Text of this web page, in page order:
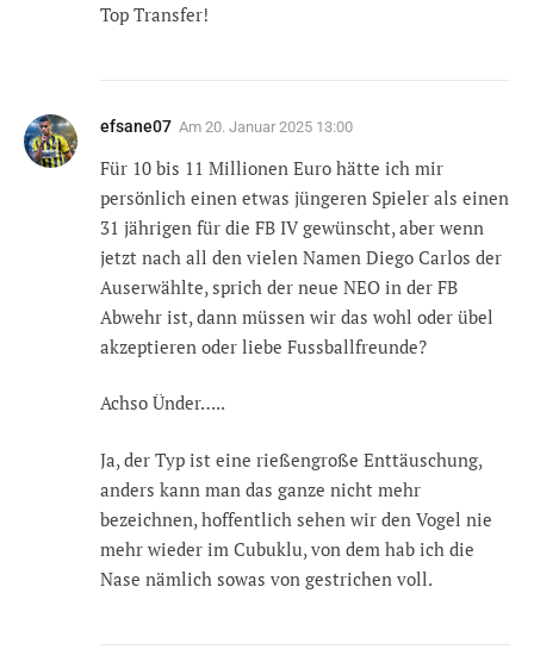
Top Transfer!
efsane07 Am 20. Januar 2025 13:00
Für 10 bis 11 Millionen Euro hätte ich mir
persönlich einen etwas jüngeren Spieler als einen
31 jährigen für die FB IV gewünscht, aber wenn
jetzt nach all den vielen Namen Diego Carlos der
Auserwählte, sprich der neue NEO in der FB
Abwehr ist, dann müssen wir das wohl oder übel
akzeptieren oder liebe Fussballfreunde?
Achso Ünder…..
Ja, der Typ ist eine rießengroße Enttäuschung,
anders kann man das ganze nicht mehr
bezeichnen, hoffentlich sehen wir den Vogel nie
mehr wieder im Cubuklu, von dem hab ich die
Nase nämlich sowas von gestrichen voll.